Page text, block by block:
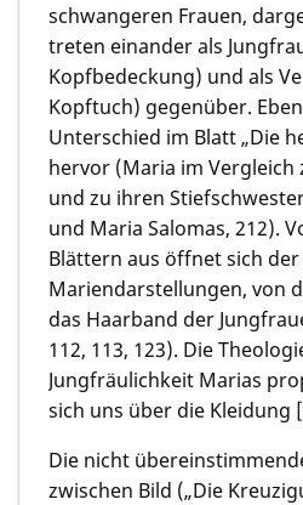
schwangeren Frauen,
treten einander als
Kopfbedeckung) und als
Kopftuch) gegenüber.
Unterschied im Blatt „Die
hervor (Maria im
und zu ihren
und Maria Salomas, 212).
Blättern aus öffnet sich
Mariendarstellungen, von
das Haarband der
112, 113, 123). Die
Jungfräulichkeit Marias
sich uns über die Kleidung
Die nicht
zwischen Bild („Die